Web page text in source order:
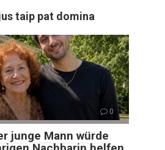
taip pat domina
0
junge Mann würde